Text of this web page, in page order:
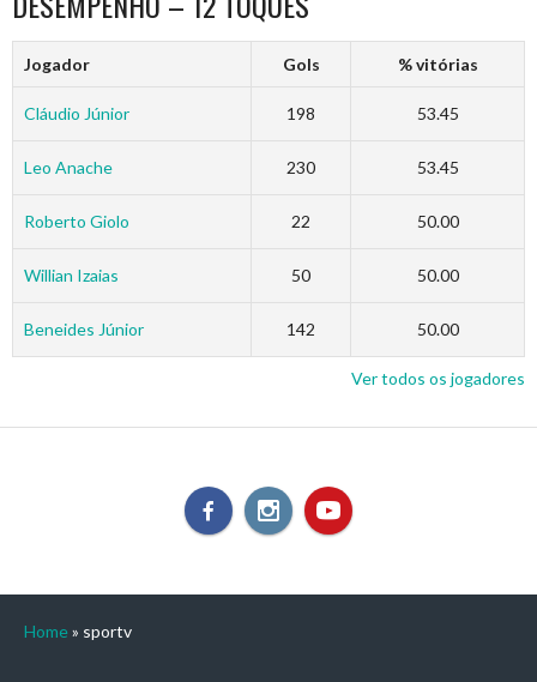
Jogador Gols % vitórias
Cláudio Júnior 198 53.45
Leo Anache 230 53.45
Roberto Giolo 22 50.00
Willian Izaias 50 50.00
Beneides Júnior 142 50.00
Ver todos os jogadores
Home » sportv